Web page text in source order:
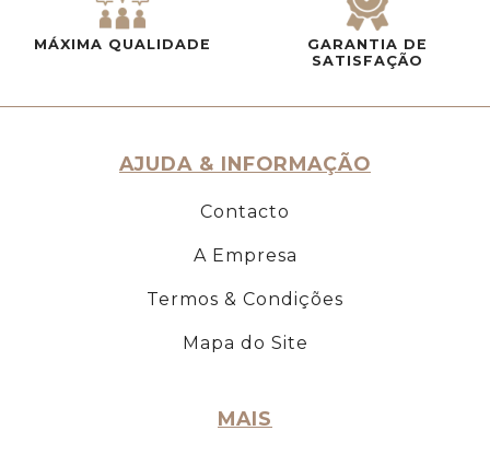
MÁXIMA QUALIDADE
GARANTIA DE
SATISFAÇÃO
AJUDA & INFORMAÇÃO
Contacto
A Empresa
Termos & Condições
Mapa do Site
MAIS